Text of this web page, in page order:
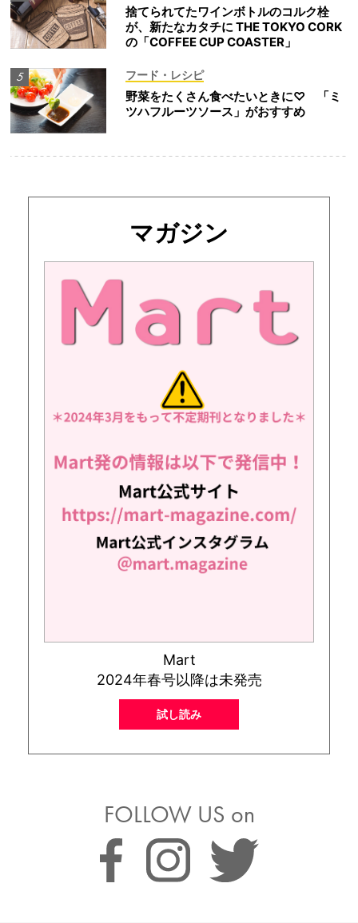
捨てられてたワインボトルのコルク栓
が、新たなカタチに THE TOKYO CORK
の「COFFEE CUP COASTER」
フード・レシピ
野菜をたくさん食べたいときに♡ 「ミ
ツハフルーツソース」がおすすめ
マガジン
Mart
2024年春号以降は未発売
試し読み
FOLLOW US on